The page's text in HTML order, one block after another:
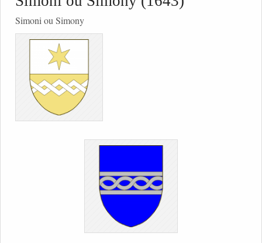
Simoni ou Simony